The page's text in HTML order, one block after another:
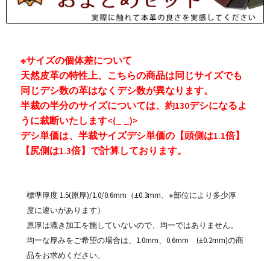
※サイズの個体差について
天然皮革の特性上、こちらの商品は同じサイズでも
同じデシ数の革はなくデシ数が異なります。
半裁の半分のサイズについては、約130デシになるよ
うに裁断いたします<(_ _)>
デシ単価は、半裁サイズデシ単価の【頭側は1.1倍】
【尻側は1.3倍】で計算しております。
標準厚度 1.5(原厚)/1.0/0.6mm（±0.3mm、※部位により多少厚
度に違いがあります）
原厚は漉き加工を施していないので、均一ではありません。
均一な厚みをご希望の場合は、1.0mm、0.6mm (±0.2mm)の商
品をお求めください。